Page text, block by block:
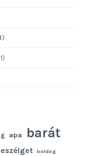
apa barát
boldog